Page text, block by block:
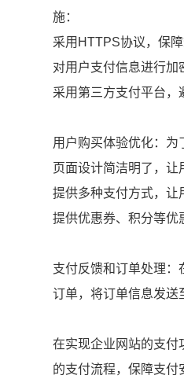
施：
采用HTTPS协议，保障
对用户支付信息进行加
采用第三方支付平台，
用户购买体验优化：为
页面设计简洁明了，让
提供多种支付方式，让
提供优惠券、积分等优
支付反馈和订单处理：
订单，将订单信息发送
在实现企业网站的支付
的支付流程，保障支付